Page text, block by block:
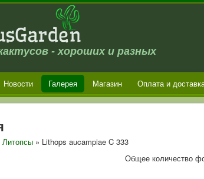
- хороших и разных
Новости Галерея Магазин Оплата и
Литопсы » Lithops aucampiae C 333
Общее количество